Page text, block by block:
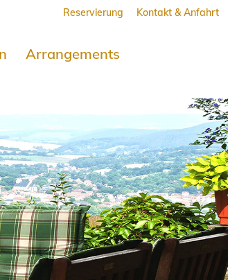
Reservierung Kontakt & Anfahrt
Arrangements